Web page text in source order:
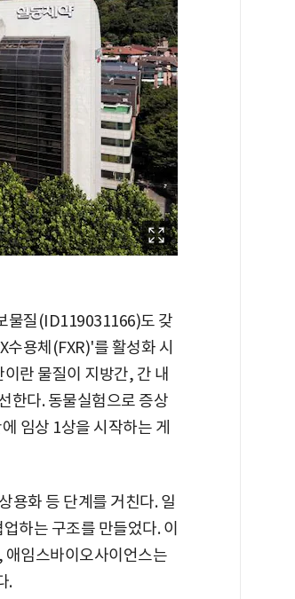
물질(ID119031166)도 갖
용체(FXR)'를 활성화 시
란 물질이 지방간, 간 내
한다. 동물실험으로 증상
임상 1상을 시작하는 게
화 등 단계를 거친다. 일
하는 구조를 만들었다. 이
애임스바이오사이언스는
.